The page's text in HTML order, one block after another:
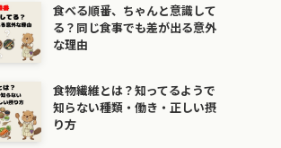
食べる順番、ちゃんと意識して
る？同じ食事でも差が出る意外
な理由
食物繊維とは？知ってるようで
知らない種類・働き・正しい摂
り方